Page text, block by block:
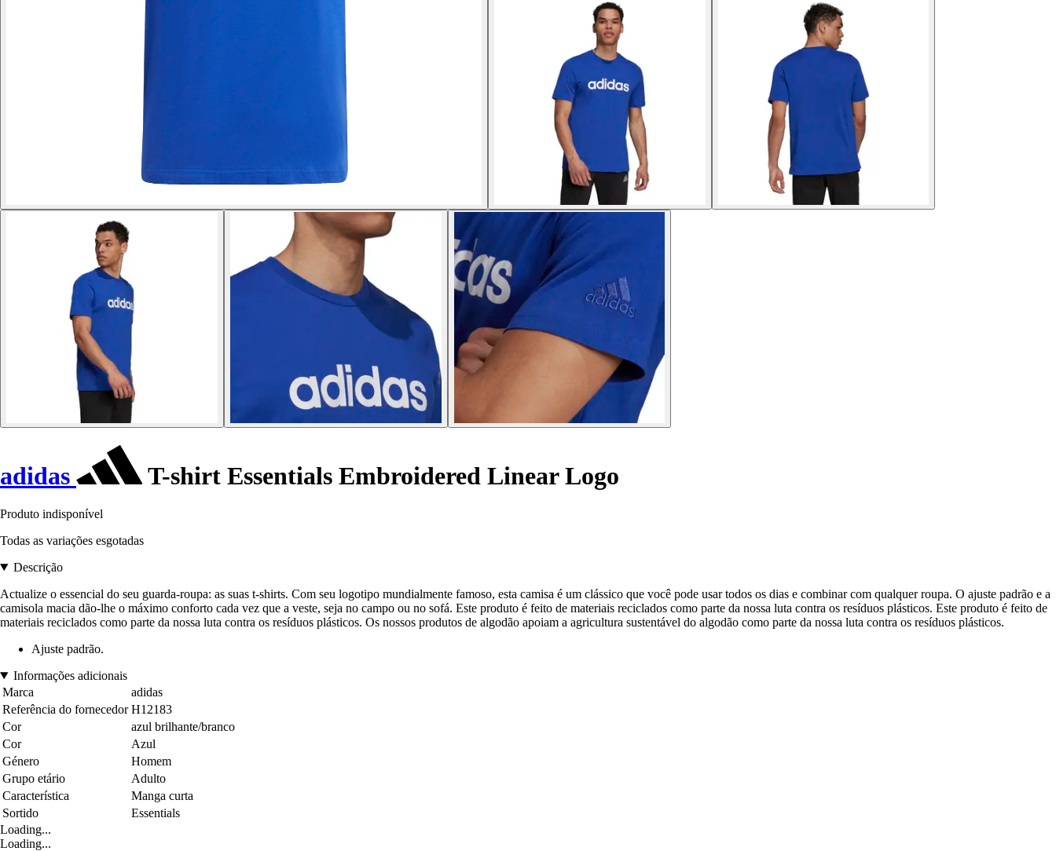
adidas T-shirt Essentials Embroidered Linear Logo
Produto indisponível
Todas as variações esgotadas
Descrição
Actualize o essencial do seu guarda-roupa: as suas t-shirts. Com seu logotipo mundialmente famoso, esta camisa é um clássico que você pode usar todos os dias e combinar com qualquer roupa. O ajuste padrão e a
camisola macia dão-lhe o máximo conforto cada vez que a veste, seja no campo ou no sofá. Este produto é feito de materiais reciclados como parte da nossa luta contra os resíduos plásticos. Este produto é feito de
materiais reciclados como parte da nossa luta contra os resíduos plásticos. Os nossos produtos de algodão apoiam a agricultura sustentável do algodão como parte da nossa luta contra os resíduos plásticos.
Ajuste padrão.
Informações adicionais
Marca
adidas
Referência do fornecedor H12183
Cor
azul brilhante/branco
Cor
Azul
Género
Homem
Grupo etário
Adulto
Característica
Manga curta
Sortido
Essentials
Loading...
Loading...